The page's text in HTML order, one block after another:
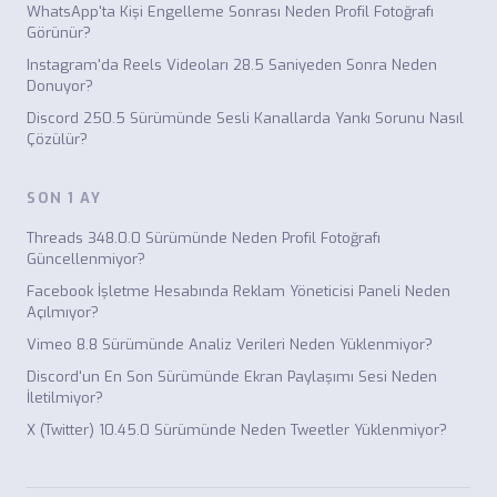
WhatsApp'ta Kişi Engelleme Sonrası Neden Profil Fotoğrafı
Görünür?
Instagram'da Reels Videoları 28.5 Saniyeden Sonra Neden
Donuyor?
Discord 250.5 Sürümünde Sesli Kanallarda Yankı Sorunu Nasıl
Çözülür?
SON 1 AY
Threads 348.0.0 Sürümünde Neden Profil Fotoğrafı
Güncellenmiyor?
Facebook İşletme Hesabında Reklam Yöneticisi Paneli Neden
Açılmıyor?
Vimeo 8.8 Sürümünde Analiz Verileri Neden Yüklenmiyor?
Discord'un En Son Sürümünde Ekran Paylaşımı Sesi Neden
İletilmiyor?
X (Twitter) 10.45.0 Sürümünde Neden Tweetler Yüklenmiyor?